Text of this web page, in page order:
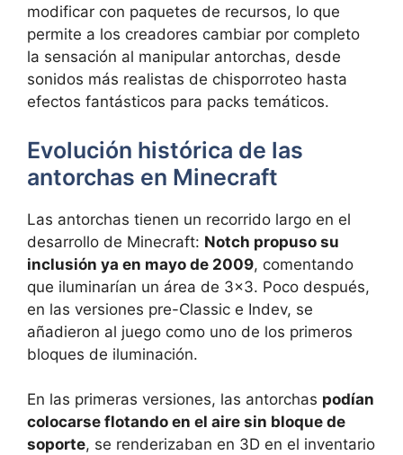
modificar con paquetes de recursos, lo que
permite a los creadores cambiar por completo
la sensación al manipular antorchas, desde
sonidos más realistas de chisporroteo hasta
efectos fantásticos para packs temáticos.
Evolución histórica de las
antorchas en Minecraft
Las antorchas tienen un recorrido largo en el
desarrollo de Minecraft: Notch propuso su
inclusión ya en mayo de 2009, comentando
que iluminarían un área de 3×3. Poco después,
en las versiones pre-Classic e Indev, se
añadieron al juego como uno de los primeros
bloques de iluminación.
En las primeras versiones, las antorchas podían
colocarse flotando en el aire sin bloque de
soporte, se renderizaban en 3D en el inventario